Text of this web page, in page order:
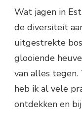
Wat jagen in
de diversiteit
uitgestrekte
glooiende
van alles tegen.
heb ik al vele
ontdekken en